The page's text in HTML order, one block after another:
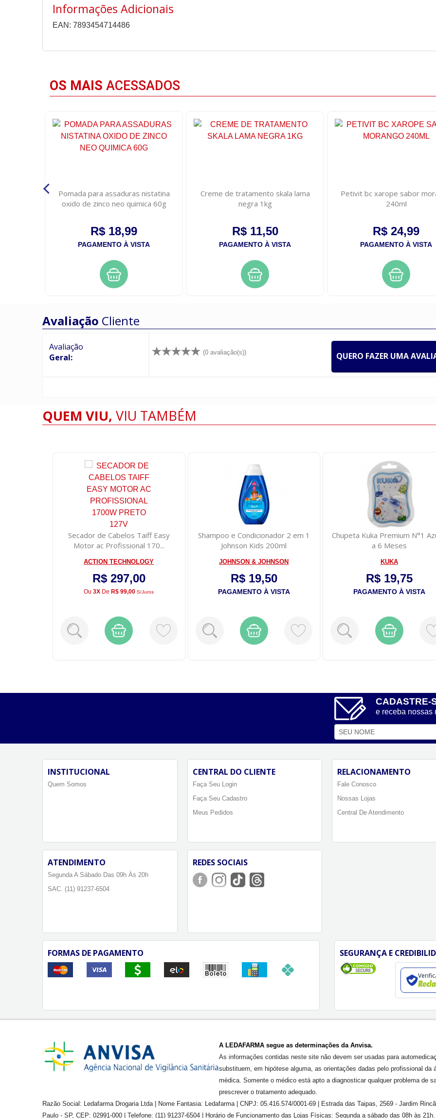
Informações Adicionais
EAN: 7893454714486
OS MAIS ACESSADOS
Pomada para assaduras nistatina
oxido de zinco neo quimica 60g
R$ 18,99
PAGAMENTO À VISTA
Creme de tratamento skala lama
negra 1kg
R$ 11,50
PAGAMENTO À VISTA
Petivit bc xarope sabor
240ml
R$ 24,99
PAGAMENTO À VISTA
Avaliação Cliente
Avaliação
Geral:
(0 avaliação(s)) QUERO FAZER UMA
QUEM VIU, VIU TAMBÉM
Secador de Cabelos Taiff Easy
Motor ac Profissional 170...
ACTION TECHNOLOGY
R$ 297,00
Ou 3X DeR$ 99,00 S/juros
Shampoo e Condicionador 2 em 1
Johnson Kids 200ml
JOHNSON & JOHNSON
R$ 19,50
PAGAMENTO À VISTA
Chupeta Kuka Premium N°1
a 6 Meses
KUKA
R$ 19,75
PAGAMENTO À VISTA
CADASTRE-
e receba nossas
INSTITUCIONAL
Quem Somos
CENTRAL DO CLIENTE
Faça Seu Login
Faça Seu Cadastro
Meus Pedidos
RELACIONAMENTO
Fale Conosco
Nossas Lojas
Central De Atendimento
ATENDIMENTO
Segunda A Sábado Das 09h Às 20h
SAC. (11) 91237-6504
REDES SOCIAIS
FORMAS DE PAGAMENTO SEGURANÇA E
A LEDAFARMA segue as determinações da Anvisa.
As informações contidas neste site não devem ser usadas para
substituem, em hipótese alguma, as orientações dadas pelo profissional da
médica. Somente o médico está apto a diagnosticar qualquer problema de
prescrever o tratamento adequado.
Razão Social: Ledafarma Drogaria Ltda | Nome Fantasia: Ledafarma | CNPJ: 05.416.574/0001-69 | Estrada das Taipas, 2569 - Jardim
Paulo - SP, CEP: 02991-000 | Telefone: (11) 91237-6504 | Horário de Funcionamento das Lojas Físicas: Segunda a sábado das 08h às